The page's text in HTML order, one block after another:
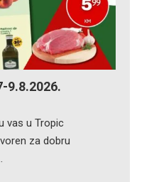
9.8.2026.
vas u Tropic
za dobru